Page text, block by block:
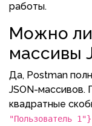
работы.
Можно ли
массивы
Да, Postman
JSON-массивов.
квадратные
"Пользователь